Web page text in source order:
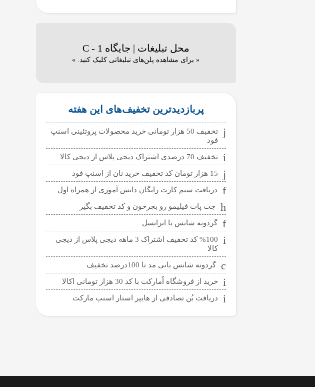
محل تبلیغات | جایگاه C - 1
« برای مشاهده پلن‌های تبلیغاتی کلیک کنید. »
پربازدیدترین تخفیف‌های این هفته
تخفیف 50 هزار تومانی خرید محصولات پروتئینی اسنپ
فود
تخفیف 70 درصدی اشتراک دیجی پلاس از دیجی کالا
15 هزار تومان کد تخفیف خرید نان از اسنپ فود
دریافت سیم کارت رایگان دانش آموزی از همراه اول
جت پات فیلیمو رو بچرخون و کد تخفیف بگیر
گردونه شانس با ایرانسل
%100 کد تخفیف اشتراک 3 ماهه دیجی پلاس از دیجی
کالا
گردونه شانس بانی مد تا 100درصد تخفیف
خرید از فروشگاه اُمارکت با کد 30 هزار تومانی اکالا
دریافت بُن تصادفی از هایپر استار اسنپ مارکت